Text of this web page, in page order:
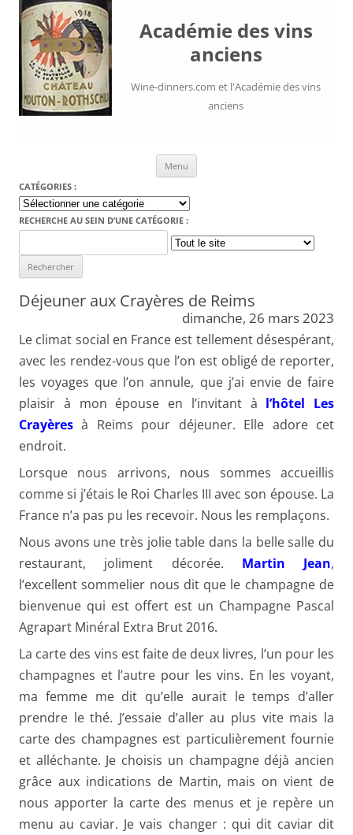
Académie des vins
anciens
Wine-dinners.com et l'Académie des vins
anciens
Menu
CATÉGORIES :
Catégories
:
RECHERCHE AU SEIN D’UNE CATÉGORIE :
for:
Déjeuner aux Crayères de Reims
dimanche, 26 mars 2023
Le climat social en France est tellement désespérant,
avec les rendez-vous que l’on est obligé de reporter,
les voyages que l’on annule, que j’ai envie de faire
plaisir à mon épouse en l’invitant à l’hôtel Les
Crayères à Reims pour déjeuner. Elle adore cet
endroit.
Lorsque nous arrivons, nous sommes accueillis
comme si j’étais le Roi Charles III avec son épouse. La
France n’a pas pu les recevoir. Nous les remplaçons.
Nous avons une très jolie table dans la belle salle du
restaurant, joliment décorée. Martin Jean,
l’excellent sommelier nous dit que le champagne de
bienvenue qui est offert est un Champagne Pascal
Agrapart Minéral Extra Brut 2016.
La carte des vins est faite de deux livres, l’un pour les
champagnes et l’autre pour les vins. En les voyant,
ma femme me dit qu’elle aurait le temps d’aller
prendre le thé. J’essaie d’aller au plus vite mais la
carte des champagnes est particulièrement fournie
et alléchante. Je choisis un champagne déjà ancien
grâce aux indications de Martin, mais on vient de
nous apporter la carte des menus et je repère un
menu au caviar. Je vais changer : qui dit caviar dit